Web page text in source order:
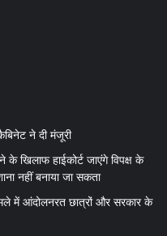
ने दी मंजूरी
खिलाफ हाईकोर्ट जाएंगे विपक्ष के
नहीं बनाया जा सकता
में आंदोलनरत छात्रों और सरकार के